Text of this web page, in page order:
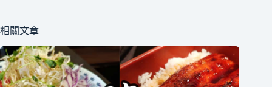
相關文章